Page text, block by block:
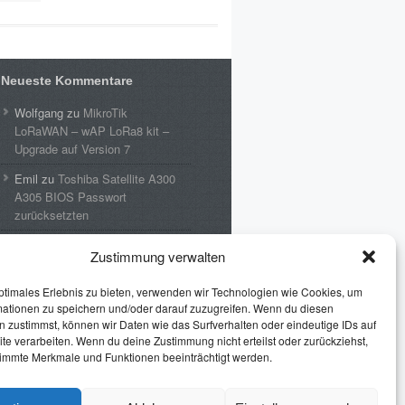
Zustimmung verwalten
Erlebnis zu bieten, verwenden wir Technologien wie Cookies, um
zu speichern und/oder darauf zuzugreifen. Wenn du diesen
zustimmst, können wir Daten wie das Surfverhalten oder eindeutige IDs auf
verarbeiten. Wenn du deine Zustimmung nicht erteilst oder zurückziehst,
Merkmale und Funktionen beeinträchtigt werden.
Neueste Kommentare
Wolfgang zu MikroTik
LoRaWAN – wAP LoRa8 kit –
Upgrade auf Version 7
Emil zu Toshiba Satellite A300
A305 BIOS Passwort
zurücksetzten
Satellite A300 A305 BIOS
PintmanzuBatch: Format von
%date% ändern
ErhardzuToshiba Satellite
zurücksetzten